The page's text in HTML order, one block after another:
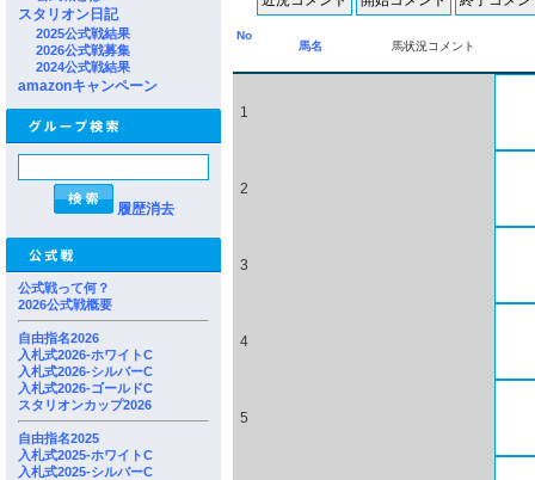
スタリオン日記
2025公式戦結果
2026公式戦募集
2024公式戦結果
amazonキャンペーン
履歴消去
公式戦って何？
2026公式戦概要
自由指名2026
入札式2026-ホワイトC
入札式2026-シルバーC
入札式2026-ゴールドC
スタリオンカップ2026
自由指名2025
入札式2025-ホワイトC
入札式2025-シルバーC
No
馬名
馬状況コメント
1
2
3
4
5